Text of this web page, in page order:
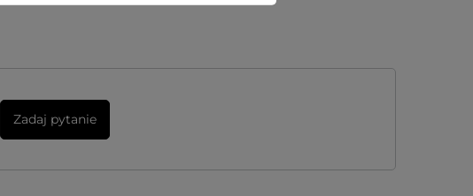
Zadaj pytanie